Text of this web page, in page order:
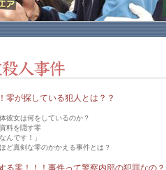
零が探している犯人とは？？
彼女は何をしているのか？
料を隠す零
んです！」
ど真剣な零のかかえる事件とは？
る零！！！事件って警察内部の犯罪なの？